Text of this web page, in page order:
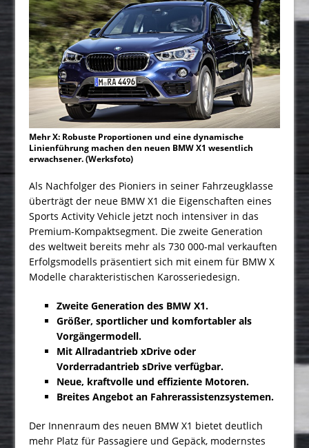
Mehr X: Robuste Proportionen und eine dynamische
Linienführung machen den neuen BMW X1 wesentlich
erwachsener. (Werksfoto)
Als Nachfolger des Pioniers in seiner Fahrzeugklasse
überträgt der neue BMW X1 die Eigenschaften eines
Sports Activity Vehicle jetzt noch intensiver in das
Premium-Kompaktsegment. Die zweite Generation
des weltweit bereits mehr als 730 000-mal verkauften
Erfolgsmodells präsentiert sich mit einem für BMW X
Modelle charakteristischen Karosseriedesign.
Zweite Generation des BMW X1.
Größer, sportlicher und komfortabler als
Vorgängermodell.
Mit Allradantrieb xDrive oder
Vorderradantrieb sDrive verfügbar.
Neue, kraftvolle und effiziente Motoren.
Breites Angebot an Fahrerassistenzsystemen.
Der Innenraum des neuen BMW X1 bietet deutlich
mehr Platz für Passagiere und Gepäck, modernstes